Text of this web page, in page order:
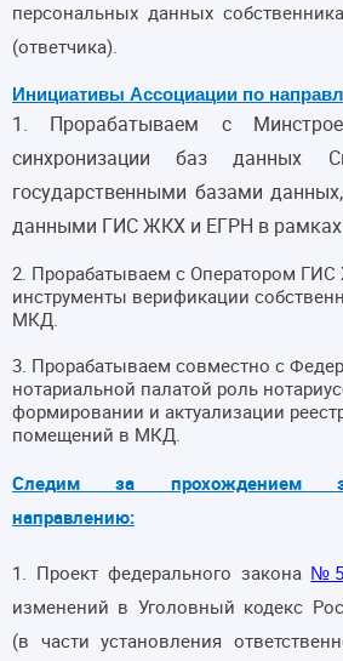
персональных данных
(ответчика).
Инициативы Ассоциации по
1. Прорабатываем с
синхронизации баз данных
государственными базами
данными ГИС ЖКХ и ЕГРН в
2. Прорабатываем с Оператором
инструменты верификации
МКД.
3. Прорабатываем совместно с
нотариальной палатой роль
формировании и актуализации
помещений в МКД.
Следим за прохождением
направлению:
1. Проект федерального закона
изменений в Уголовный кодекс
(в части установления